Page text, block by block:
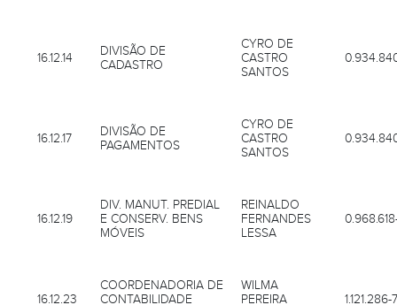
16.12.14
DIVISÃO DE
CADASTRO
CYRO DE
CASTRO
SANTOS
16.12.17
DIVISÃO DE
PAGAMENTOS
CYRO DE
CASTRO
SANTOS
16.12.19
DIV. MANUT. PREDIAL
E CONSERV. BENS
MÓVEIS
REINALDO
FERNANDES
LESSA
16.12.23
COORDENADORIA DE
CONTABILIDADE
WILMA
PEREIRA
1.121.286-7